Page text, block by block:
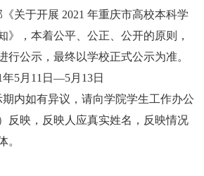
《关于开展 2021 年重庆市高校本科学
》，本着公平、公正、公开的原则，
行公示，最终以学校正式公示为准。
年5月 11 日—5月 13日
内如有异议，请向学院学生工作办公
反映，反映人应真实姓名，反映情况
。